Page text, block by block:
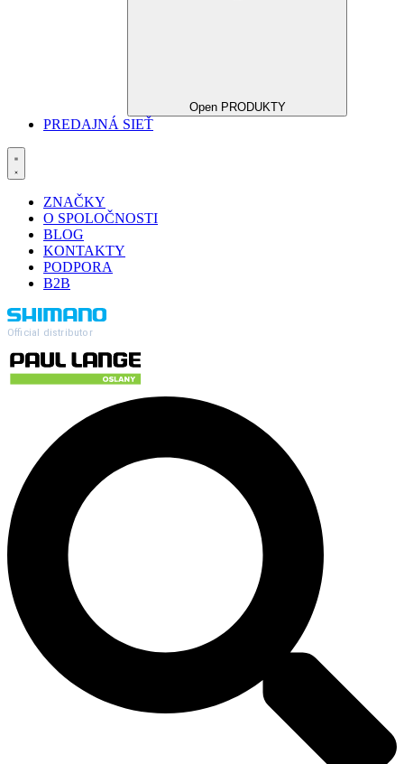
Open PRODUKTY
PREDAJNÁ SIEŤ
ZNAČKY
O SPOLOČNOSTI
BLOG
KONTAKTY
PODPORA
B2B
Official distributor